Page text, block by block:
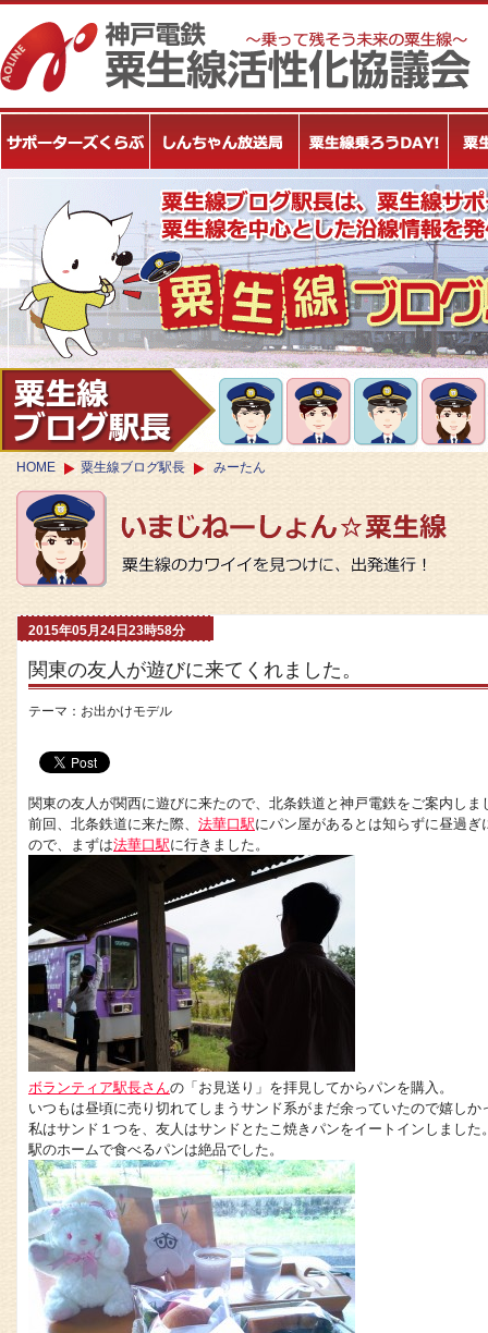
HOME 粟生線ブログ駅長 みーたん
2015年05月24日23時58分
関東の友人が遊びに来てくれました。
テーマ： お出かけモデル
関東の友人が関西に遊びに来たので、北条鉄道と神戸電鉄をご案内しま
前回、北条鉄道に来た際、 法華口駅にパン屋があるとは知らずに昼過
ので、まずは法華口駅に行きました。
ボランティア駅長さんの「お見送り」を拝見してからパンを購入。
いつもは昼頃に売り切れてしまうサンド系がまだ余っていたので嬉しか
私はサンド１つを、友人はサンドとたこ焼きパンをイートインしました
駅のホームで食べるパンは絶品でした。